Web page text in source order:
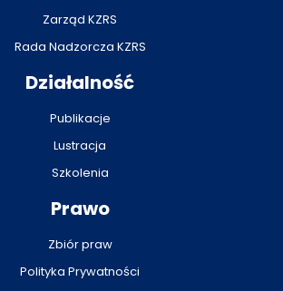
Zarząd KZRS
Rada Nadzorcza KZRS
Działalność
Publikacje
Lustracja
Szkolenia
Prawo
Zbiór praw
Polityka Prywatności